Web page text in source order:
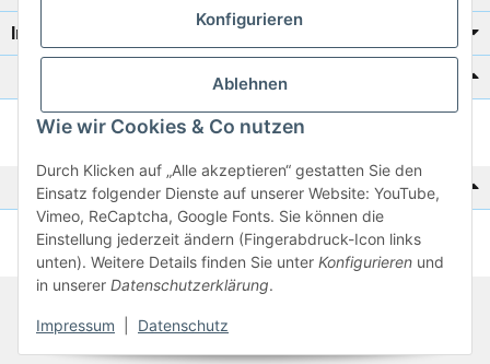
Konfigurieren
Ablehnen
Wie wir Cookies & Co nutzen
Durch Klicken auf „Alle akzeptieren“ gestatten Sie den
Einsatz folgender Dienste auf unserer Website: YouTube,
Vimeo, ReCaptcha, Google Fonts. Sie können die
Einstellung jederzeit ändern (Fingerabdruck-Icon links
unten). Weitere Details finden Sie unter Konfigurieren und
in unserer Datenschutzerklärung.
Impressum Datenschutz
Informationen
Katalog zur Hand?
Zur Schnellbestellung
Noch kein Katalog?
Preisliste anschauen
© 2026 subtiel-shop.de